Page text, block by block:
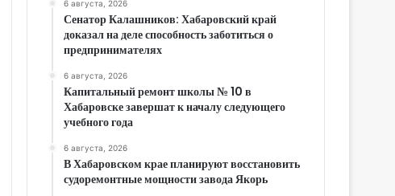
6 августа, 2026
Сенатор Калашников: Хабаровский край
доказал на деле способность заботиться о
предпринимателях
6 августа, 2026
Капитальный ремонт школы № 10 в
Хабаровске завершат к началу следующего
учебного года
6 августа, 2026
В Хабаровском крае планируют восстановить
судоремонтные мощности завода Якорь